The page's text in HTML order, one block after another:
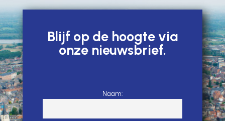
Blijf op de hoogte via
onze nieuwsbrief.
Naam: